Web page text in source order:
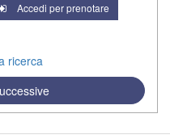
Accedi per prenotare
ricerca